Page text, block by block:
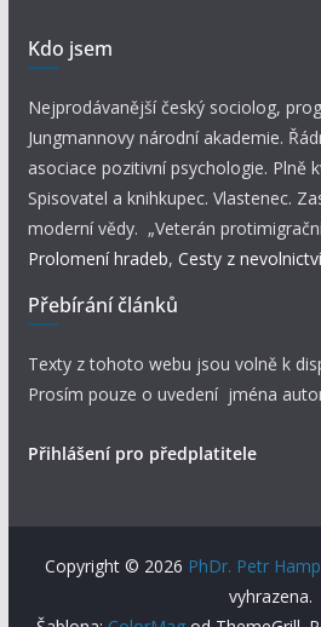
Kdo jsem
Nejprodávanější český sociolog,
Jungmannovy národní akademie.
asociace pozitivní psychologie. Plně
Spisovatel a knihkupec. Vlastenec.
moderní vědy. „Veterán
Prolomení hradeb, Cesty z
Přebírání článků
Texty z tohoto webu jsou volně k
Prosím pouze o uvedení jména
Přihlášení pro předplatitele
Copyright © 2026 PhDr. Petr
vyhrazena.